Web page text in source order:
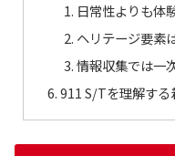
日常性よりも体
ヘリテージ要素
情報収集では一
911 S/Tを理解する